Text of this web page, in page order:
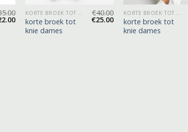
korte broek tot
knie dames
€40.00
€25.00
korte broek tot
knie dames